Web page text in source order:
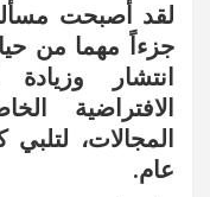
لقد أصبحت مسألة
جزءاً مهما من
انتشار وزيادة
الافتراضية
المجالات،
عام.